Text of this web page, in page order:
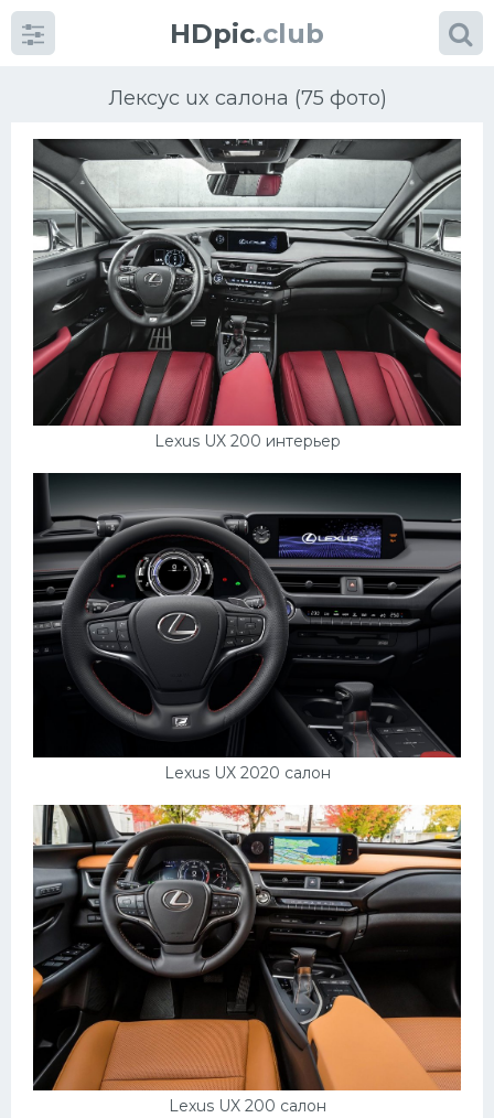
HDpic.club
Лексус ux салона (75 фото)
Lexus UX 200 интерьер
Lexus UX 2020 салон
Lexus UX 200 салон
Категории
Разное
Автомобили
Красивые фото машин
Ниссан
Пежо
Ауди
Гараж
Русские авто
Вольво
Сузуки
Мерседес
Фольксваген
Лексус
Дэу
Скания
Форд
Черри